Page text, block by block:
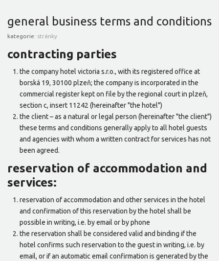
general business terms and conditions
kategorie: stránky
contracting parties
the company hotel victoria s.r.o., with its registered office at
borská 19, 30100 plzeň; the company is incorporated in the
commercial register kept on file by the regional court in plzeň,
section c, insert 11242 (hereinafter "the hotel")
the client – as a natural or legal person (hereinafter "the client")
these terms and conditions generally apply to all hotel guests
and agencies with whom a written contract for services has not
been agreed.
reservation of accommodation and
services:
reservation of accommodation and other services in the hotel
and confirmation of this reservation by the hotel shall be
possible in writing, i.e. by email or by phone
the reservation shall be considered valid and binding if the
hotel confirms such reservation to the guest in writing, i.e. by
email, or if an automatic email confirmation is generated by the